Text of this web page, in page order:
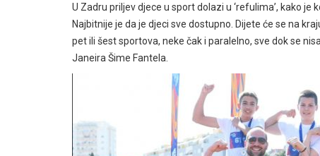
U Zadru priljev djece u sport dolazi u ‘refulima’, kako
Najbitnije je da je djeci sve dostupno. Dijete će se na
pet ili šest sportova, neke čak i paralelno, sve dok se
Janeira Šime Fantela.